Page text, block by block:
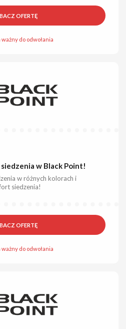
OFERTĘ
ważny do odwołania
w Black Point!
w różnych kolorach i
siedzenia!
OFERTĘ
ważny do odwołania